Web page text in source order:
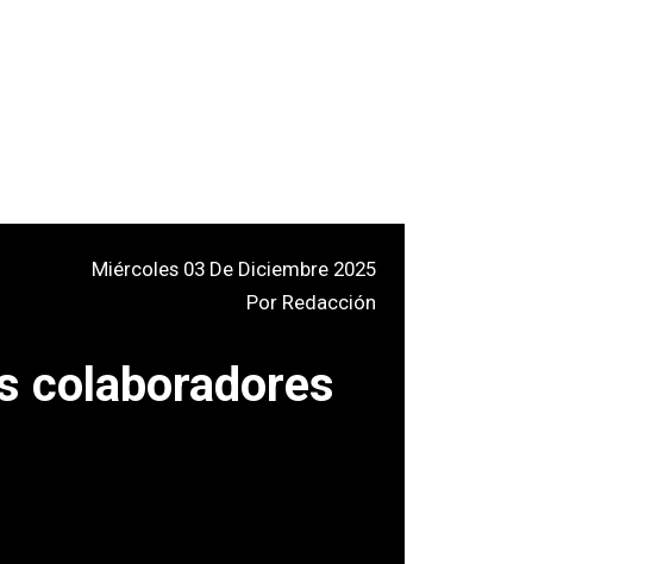
Miércoles 03 De Diciembre 2025
Por Redacción
colaboradores